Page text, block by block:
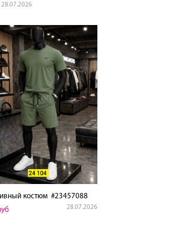
28.07.2026
костюм#23457088
28.07.2026